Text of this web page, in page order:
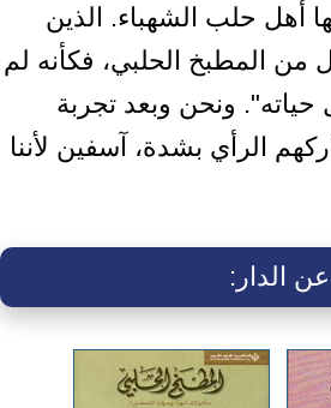
أهل حلب الشهباء. الذين
من المطبخ الحلبي، فكأنه لم
ونحن وبعد تجربة
الرأي بشدة، آسفين لأننا
الدار: